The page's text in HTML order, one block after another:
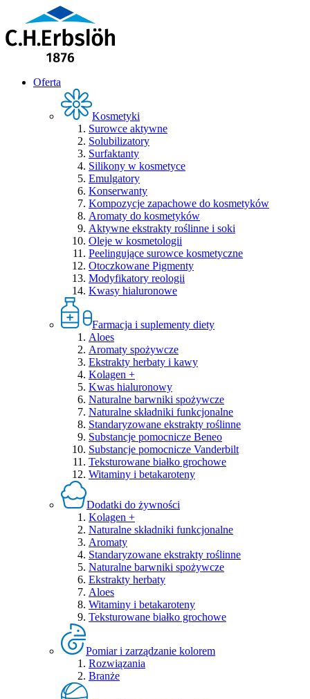
Oferta
Kosmetyki
Surowce aktywne
Solubilizatory
Surfaktanty
Silikony w kosmetyce
Emulgatory
Konserwanty
Kompozycje zapachowe do kosmetyków
Aromaty do kosmetyków
Aktywne ekstrakty roślinne i soki
Oleje w kosmetologii
Peelingujące surowce kosmetyczne
Otoczkowane Pigmenty
Modyfikatory reologii
Kwasy hialuronowe
Farmacja i suplementy diety
Aloes
Aromaty spożywcze
Ekstrakty herbaty i kawy
Kolagen +
Kwas hialuronowy
Naturalne barwniki spożywcze
Naturalne składniki funkcjonalne
Standaryzowane ekstrakty roślinne
Substancje pomocnicze Beneo
Substancje pomocnicze Vanderbilt
Teksturowane białko grochowe
Witaminy i betakaroteny
Dodatki do żywności
Kolagen +
Naturalne składniki funkcjonalne
Aromaty
Standaryzowane ekstrakty roślinne
Naturalne barwniki spożywcze
Ekstrakty herbaty
Aloes
Witaminy i betakaroteny
Teksturowane białko grochowe
Pomiar i zarządzanie kolorem
Rozwiązania
Branże